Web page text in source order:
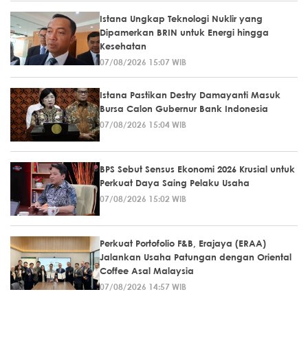
Istana Ungkap Teknologi Nuklir yang
Dipamerkan BRIN untuk Energi hingga
Kesehatan
07/08/2026 15:07 WIB
Istana Pastikan Destry Damayanti Masuk
Bursa Calon Gubernur Bank Indonesia
07/08/2026 15:04 WIB
BPS Sebut Sensus Ekonomi 2026 Krusial untuk
Perkuat Daya Saing Pelaku Usaha
07/08/2026 15:02 WIB
Perkuat Portofolio F&B, Erajaya (ERAA)
Jalankan Usaha Patungan dengan Oriental
Coffee Asal Malaysia
07/08/2026 14:57 WIB